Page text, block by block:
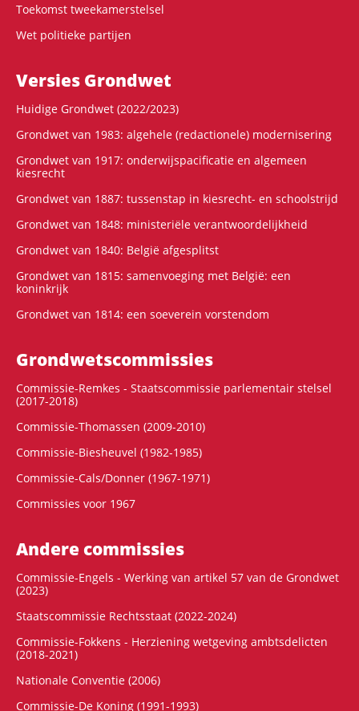
Toekomst tweekamerstelsel
Wet politieke partijen
Versies Grondwet
Huidige Grondwet (2022/2023)
Grondwet van 1983: algehele (redactionele) modernisering
Grondwet van 1917: onderwijspacificatie en algemeen
kiesrecht
Grondwet van 1887: tussenstap in kiesrecht- en schoolstrijd
Grondwet van 1848: ministeriële verantwoordelijkheid
Grondwet van 1840: België afgesplitst
Grondwet van 1815: samenvoeging met België: een
koninkrijk
Grondwet van 1814: een soeverein vorstendom
Grondwets­commissies
Commissie-Remkes - Staatscommissie parlementair stelsel
(2017-2018)
Commissie-Thomassen (2009-2010)
Commissie-Biesheuvel (1982-1985)
Commissie-Cals/Donner (1967-1971)
Commissies voor 1967
Andere commissies
Commissie-Engels - Werking van artikel 57 van de Grondwet
(2023)
Staatscommissie Rechtsstaat (2022-2024)
Commissie-Fokkens - Herziening wetgeving ambtsdelicten
(2018-2021)
Nationale Conventie (2006)
Commissie-De Koning (1991-1993)